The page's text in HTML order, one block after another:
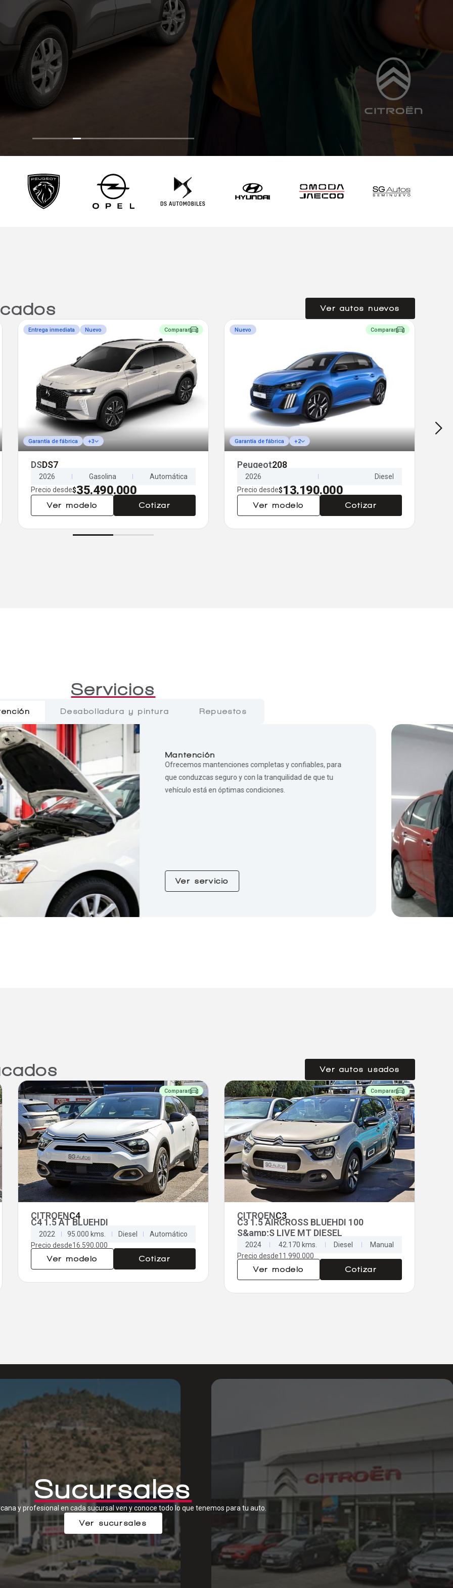
Visitar Tienda
Ver autos nuevos
Entrega inmediata Nuevo Comparar
Garantía de fábrica +3
DSDS7
2026 Gasolina
Automática
Precio desde$35.490.000
Ver modelo Cotizar
Nuevo Comparar
Garantía de fábrica +2
Peugeot208
2026
Diesel
Precio desde$13.190.000
Ver modelo Cotizar
Servicios
Desabolladura y pintura Repuestos
Mantención
Ofrecemos mantenciones completas y confiables, para
que conduzcas seguro y con la tranquilidad de que tu
vehículo está en óptimas condiciones.
Ver servicio
Ver autos usados
Comparar
CITROENC4
C4 1.5 AT BLUEHDI
2022 95.000 kms. Diesel
Automático
Precio desde16.590.000
Ver modelo Cotizar
Comparar
CITROENC3
C3 1.5 AIRCROSS BLUEHDI 100
S&amp;S LIVE MT DIESEL
2024 42.170 kms. Diesel
Manual
Precio desde11.990.000
Ver modelo Cotizar
Sucursales
y profesional en cada sucursal ven y conoce todo lo que tenemos para tu auto.
Ver sucursales